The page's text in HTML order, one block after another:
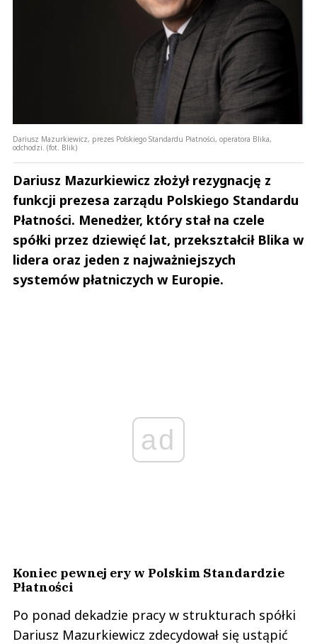
Dariusz Mazurkiewicz, prezes Polskiego Standardu Płatności, operatora Blika,
odchodzi. (fot. Blik)
Dariusz Mazurkiewicz złożył rezygnację z
funkcji prezesa zarządu Polskiego Standardu
Płatności. Menedżer, który stał na czele
spółki przez dziewięć lat, przekształcił Blika w
lidera oraz jeden z najważniejszych
systemów płatniczych w Europie.
ad
Koniec pewnej ery w Polskim Standardzie
Płatności
Po ponad dekadzie pracy w strukturach spółki
Dariusz Mazurkiewicz zdecydował się ustąpić